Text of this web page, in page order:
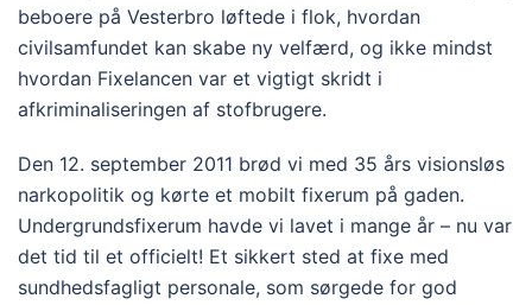
beboere på Vesterbro løftede i flok, hvordan
civilsamfundet kan skabe ny velfærd, og ikke mindst
hvordan Fixelancen var et vigtigt skridt i
afkriminaliseringen af stofbrugere.
Den 12. september 2011 brød vi med 35 års visionsløs
narkopolitik og kørte et mobilt fixerum på gaden.
Undergrundsfixerum havde vi lavet i mange år – nu var
det tid til et officielt! Et sikkert sted at fixe med
sundhedsfagligt personale, som sørgede for god